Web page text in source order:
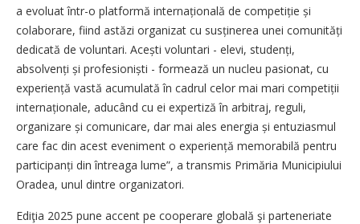
a evoluat într-o platformă internațională de competiție și
colaborare, fiind astăzi organizat cu susținerea unei comunități
dedicată de voluntari. Acești voluntari - elevi, studenți,
absolvenți și profesioniști - formează un nucleu pasionat, cu
experiență vastă acumulată în cadrul celor mai mari competiții
internaționale, aducând cu ei expertiză în arbitraj, reguli,
organizare și comunicare, dar mai ales energia și entuziasmul
care fac din acest eveniment o expe­ri­ență memorabilă pentru
partici­panți din întreaga lume”, a transmis Primăria Municipiului
Oradea, unul dintre organizatori.
Ediţia 2025 pune accent pe cooperare globală şi parteneriate